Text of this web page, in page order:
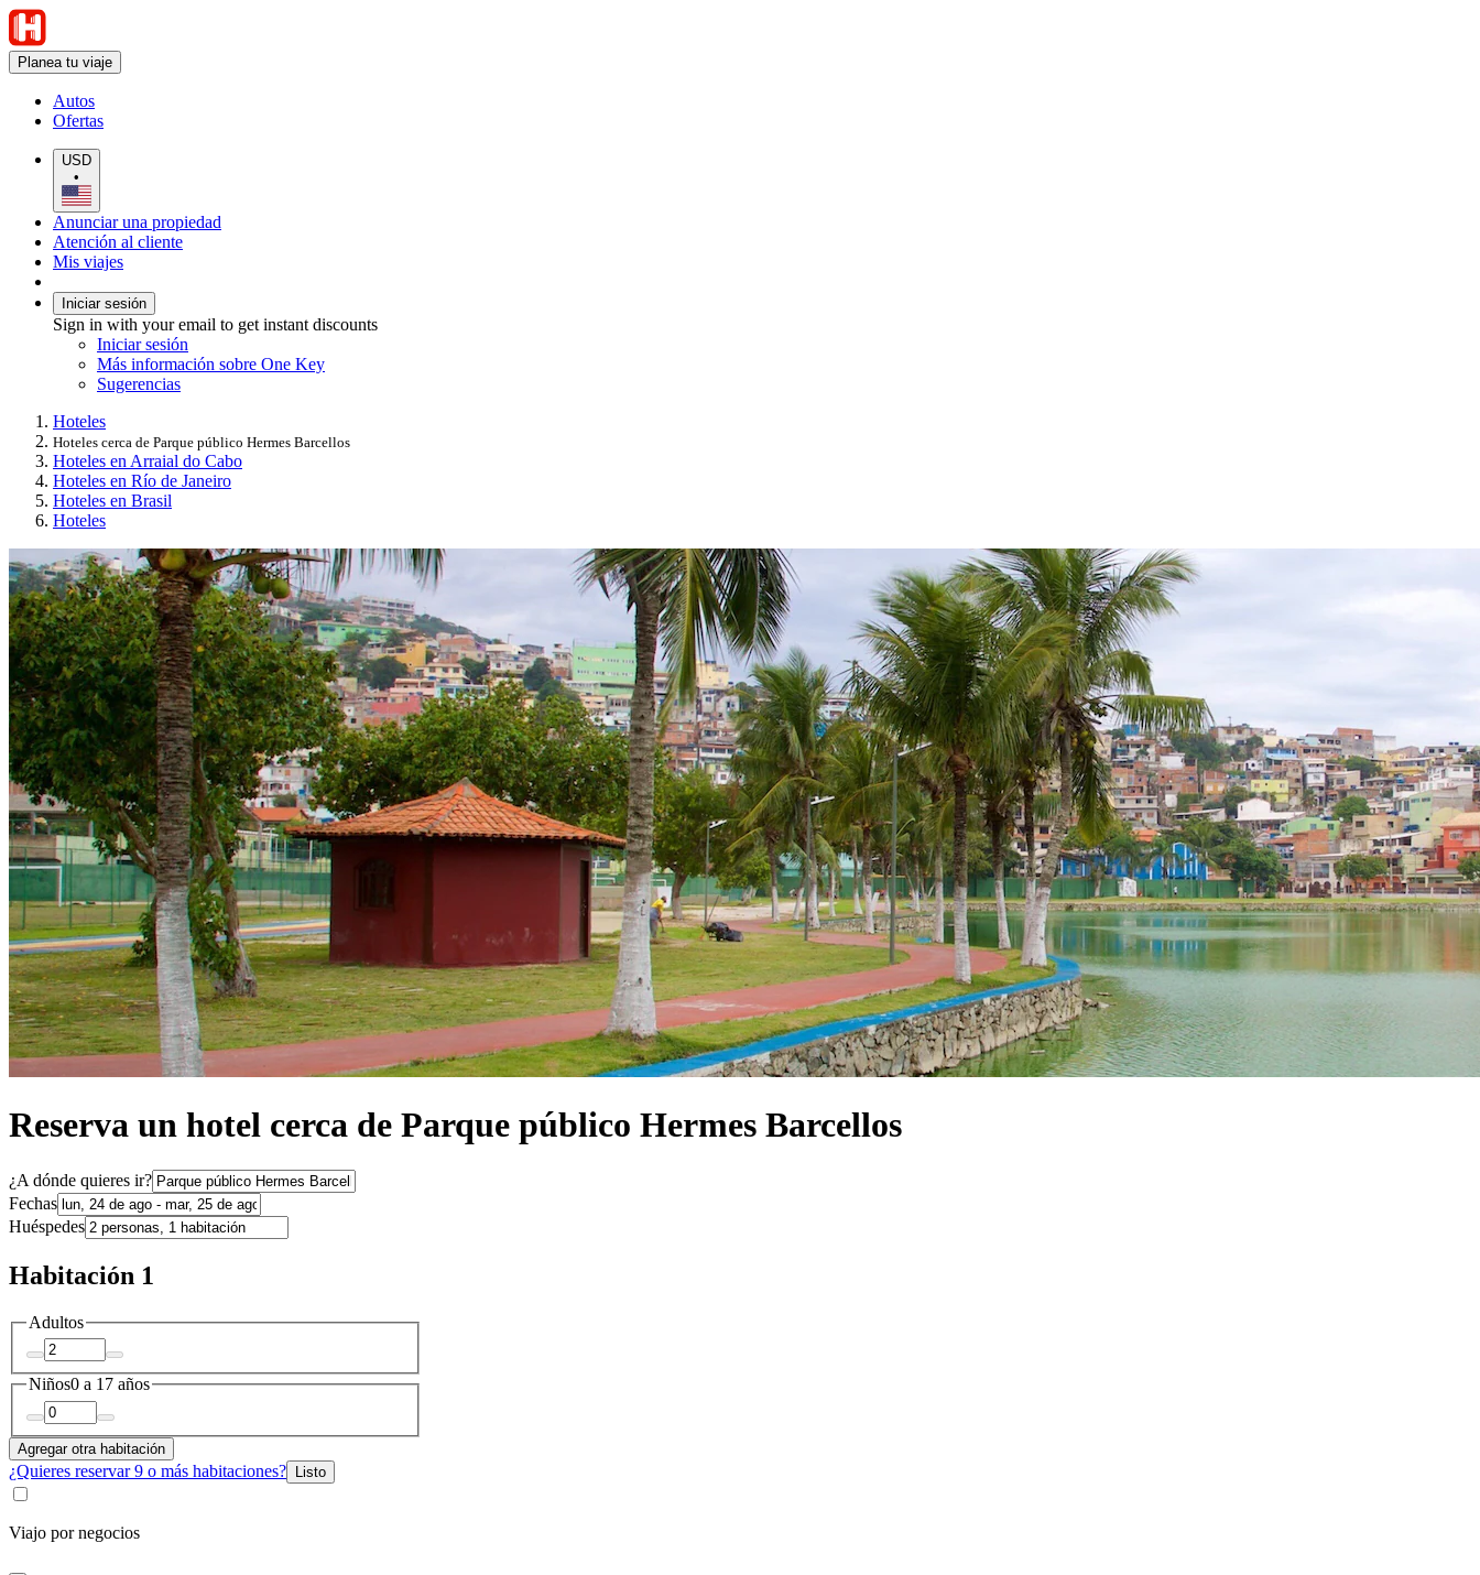
Planea tu viaje
Autos
Ofertas
USD
•
Anunciar una propiedad
Atención al cliente
Mis viajes
Iniciar sesión
Sign in with your email to get instant discounts
Iniciar sesión
Más información sobre One Key
Sugerencias
Hoteles
Hoteles cerca de Parque público Hermes Barcellos
Hoteles en Arraial do Cabo
Hoteles en Río de Janeiro
Hoteles en Brasil
Hoteles
Reserva un hotel cerca de Parque público Hermes Barcellos
¿A dónde quieres ir?
Fechas
Huéspedes
Habitación 1
Adultos
Niños0 a 17 años
Agregar otra habitación
¿Quieres reservar 9 o más habitaciones? Listo
Viajo por negocios